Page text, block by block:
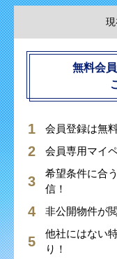
無料会
会員登録は無料
会員専用マイ
希望条件に合
信！
非公開物件が
他社にはない
り！